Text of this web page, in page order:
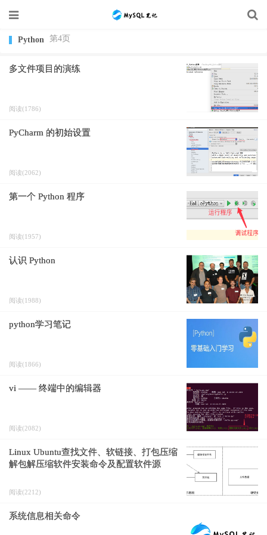
Python 第4页
多文件项目的演练
阅读(1786)
PyCharm 的初始设置
阅读(2062)
第一个 Python 程序
阅读(1957)
认识 Python
阅读(1988)
python学习笔记
阅读(1866)
vi —— 终端中的编辑器
阅读(2082)
Linux Ubuntu查找文件、软链接、打包压缩
解包解压缩软件安装命令及配置软件源
阅读(2212)
系统信息相关命令